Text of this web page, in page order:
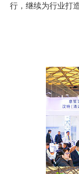
行，继续为行业打